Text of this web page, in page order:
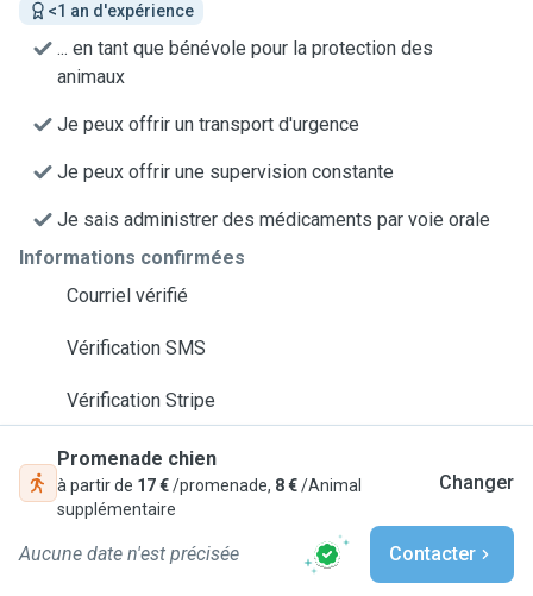
<1 an d'expérience
... en tant que bénévole pour la protection des
animaux
Je peux offrir un transport d'urgence
Je peux offrir une supervision constante
Je sais administrer des médicaments par voie orale
Informations confirmées
Courriel vérifié
Vérification SMS
Vérification Stripe
Promenade chien
à partir de 17 €/promenade, 8 €/Animal
supplémentaire
Changer
Aucune date n'est précisée Contacter